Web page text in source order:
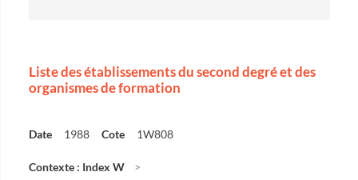
Liste des établissements du second degré et des
organismes de formation
Date 1988 Cote 1W808
Contexte : Index W